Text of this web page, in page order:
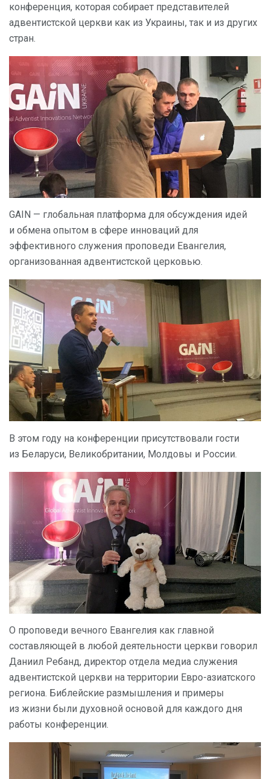
конференция, которая собирает представителей
адвентистской церкви как из Украины, так и из других
стран.
GAIN — глобальная платформа для обсуждения идей
и обмена опытом в сфере инноваций для
эффективного служения проповеди Евангелия,
организованная адвентистской церковью.
В этом году на конференции присутствовали гости
из Беларуси, Великобритании, Молдовы и России.
О проповеди вечного Евангелия как главной
составляющей в любой деятельности церкви говорил
Даниил Ребанд, директор отдела медиа служения
адвентистской церкви на территории Евро-азиатского
региона. Библейские размышления и примеры
из жизни были духовной основой для каждого дня
работы конференции.